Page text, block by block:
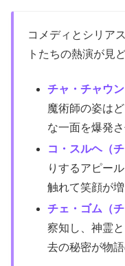
コメディとシリア
トたちの熱演が見
チャ・チャウ
魔術師の姿は
な一面を爆発さ
コ・スルヘ（
りするアピー
触れて笑顔が増
チェ・ゴム（
察知し、神霊
去の秘密が物語